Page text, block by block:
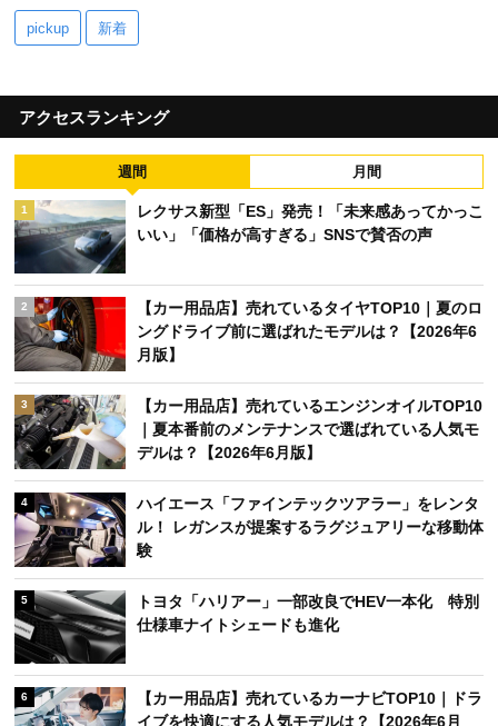
pickup 新着
アクセスランキング
週間 月間
1
レクサス新型「ES」発売！「未来感あってかっこ
いい」「価格が高すぎる」SNSで賛否の声
2
【カー用品店】売れているタイヤTOP10｜夏のロ
ングドライブ前に選ばれたモデルは？【2026年6
月版】
3
【カー用品店】売れているエンジンオイルTOP10
｜夏本番前のメンテナンスで選ばれている人気モ
デルは？【2026年6月版】
4
ハイエース「ファインテックツアラー」をレンタ
ル！ レガンスが提案するラグジュアリーな移動体
験
5
トヨタ「ハリアー」一部改良でHEV一本化 特別
仕様車ナイトシェードも進化
6
【カー用品店】売れているカーナビTOP10｜ドラ
イブを快適にする人気モデルは？【2026年6月